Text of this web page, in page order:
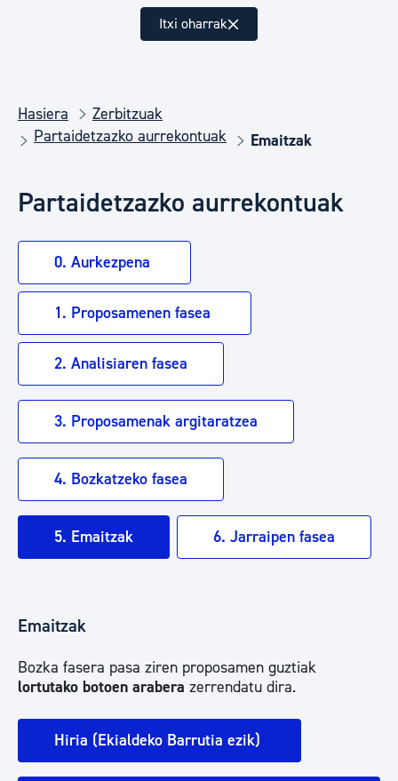
Itxi oharrak
Hasiera
Zerbitzuak
Partaidetzazko aurrekontuak
Emaitzak
Partaidetzazko aurrekontuak
0. Aurkezpena
1. Proposamenen fasea
2. Analisiaren fasea
3. Proposamenak argitaratzea
4. Bozkatzeko fasea
5. Emaitzak 6. Jarraipen fasea
Emaitzak
Bozka fasera pasa ziren proposamen guztiak
lortutako botoen arabera zerrendatu dira.
Hiria (Ekialdeko Barrutia ezik)